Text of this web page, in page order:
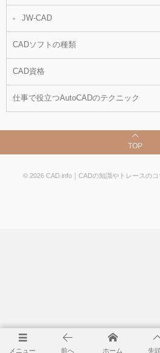
JW-CAD
CADソフトの種類
CAD資格
仕事で役立つAutoCADのテクニック
TOP
© 2026 CAD.info｜CADの知識やトレースの
メニュー 前へ ホーム 先